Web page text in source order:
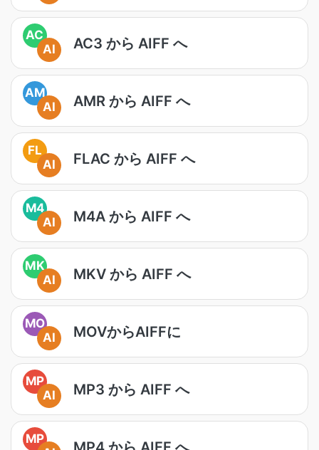
AC
AI
AC3 から AIFF へ
AM
AI
AMR から AIFF へ
FL
AI
FLAC から AIFF へ
M4
AI
M4A から AIFF へ
MK
AI
MKV から AIFF へ
MO
AI
MOVからAIFFに
MP
AI
MP3 から AIFF へ
MP